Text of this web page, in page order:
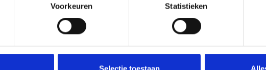
Voorkeuren Statistieken
Selectie toestaan